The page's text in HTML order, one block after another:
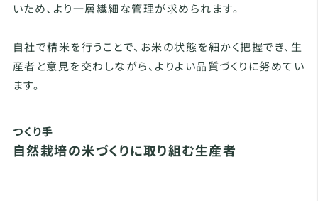
いため、より一層繊細な管理が求められます。
自社で精米を行うことで、お米の状態を細かく把握でき、生
産者と意見を交わしながら、よりよい品質づくりに努めてい
ます。
つくり手
自然栽培の米づくりに取り組む生産者